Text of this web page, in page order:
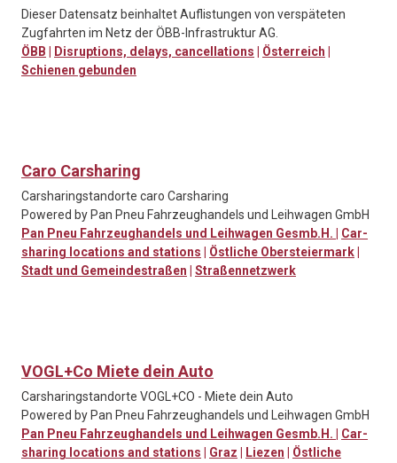
Dieser Datensatz beinhaltet Auflistungen von verspäteten
Zugfahrten im Netz der ÖBB-Infrastruktur AG.
ÖBB
Disruptions, delays, cancellations Österreich
Schienen gebunden
Caro Carsharing
Carsharingstandorte caro Carsharing
Powered by Pan Pneu Fahrzeughandels und Leihwagen GmbH
Pan Pneu Fahrzeughandels und Leihwagen Gesmb.H.
Car-
sharing locations and stations
Östliche Obersteiermark
Stadt und Gemeindestraßen
Straßennetzwerk
VOGL+Co Miete dein Auto
Carsharingstandorte VOGL+CO - Miete dein Auto
Powered by Pan Pneu Fahrzeughandels und Leihwagen GmbH
Pan Pneu Fahrzeughandels und Leihwagen Gesmb.H.
Car-
sharing locations and stations
Graz Liezen
Östliche